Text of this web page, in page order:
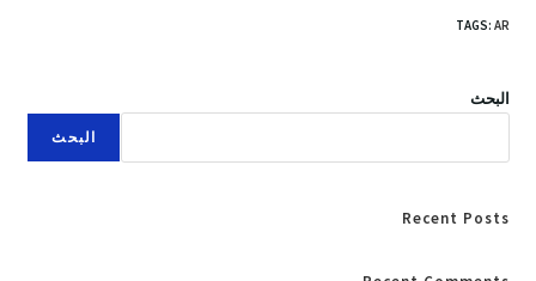
TAGS: AR
البحث
البحث
Recent Posts